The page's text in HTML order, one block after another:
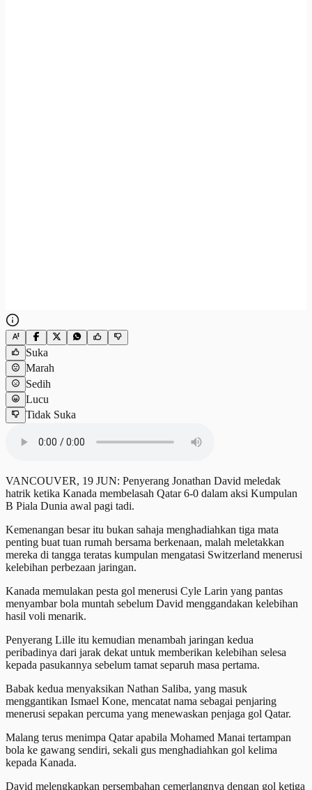
Suka
Marah
Sedih
Lucu
Tidak Suka
VANCOUVER, 19 JUN: Penyerang Jonathan David meledak
hatrik ketika Kanada membelasah Qatar 6-0 dalam aksi Kumpulan
B Piala Dunia awal pagi tadi.
Kemenangan besar itu bukan sahaja menghadiahkan tiga mata
penting buat tuan rumah bersama berkenaan, malah meletakkan
mereka di tangga teratas kumpulan mengatasi Switzerland menerusi
kelebihan perbezaan jaringan.
Kanada memulakan pesta gol menerusi Cyle Larin yang pantas
menyambar bola muntah sebelum David menggandakan kelebihan
hasil voli menarik.
Penyerang Lille itu kemudian menambah jaringan kedua
peribadinya dari jarak dekat untuk memberikan kelebihan selesa
kepada pasukannya sebelum tamat separuh masa pertama.
Babak kedua menyaksikan Nathan Saliba, yang masuk
menggantikan Ismael Kone, mencatat nama sebagai penjaring
menerusi sepakan percuma yang menewaskan penjaga gol Qatar.
Malang terus menimpa Qatar apabila Mohamed Manai tertampan
bola ke gawang sendiri, sekali gus menghadiahkan gol kelima
kepada Kanada.
David melengkapkan persembahan cemerlangnya dengan gol ketiga